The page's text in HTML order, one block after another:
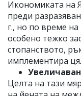
Икономиката на
преди
г., но по време
особено тежко
стопанството,
имплементира
Целта на тази